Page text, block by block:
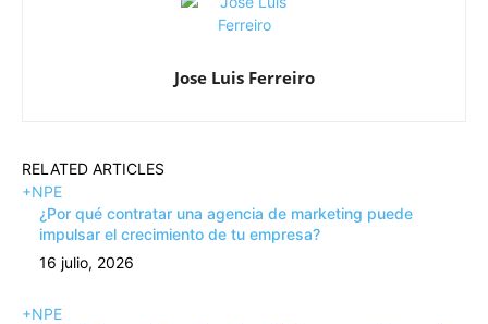
Jose Luis Ferreiro
RELATED ARTICLES
+NPE
¿Por qué contratar una agencia de marketing puede
impulsar el crecimiento de tu empresa?
16 julio, 2026
+NPE